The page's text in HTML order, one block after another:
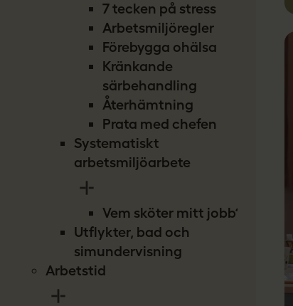
7 tecken på stress
Arbetsmiljöregler
Förebygga ohälsa
Kränkande
särbehandling
Återhämtning
Prata med chefen
Systematiskt
arbetsmiljöarbete
Vem sköter mitt jobb?
Utflykter, bad och
simundervisning
Arbetstid